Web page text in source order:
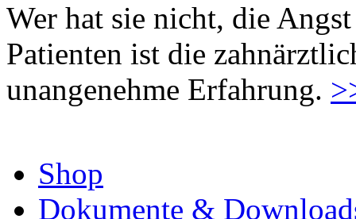
Wer hat sie nicht, die
Patienten ist die
unangenehme Erfahrung.
Shop
Dokumente &